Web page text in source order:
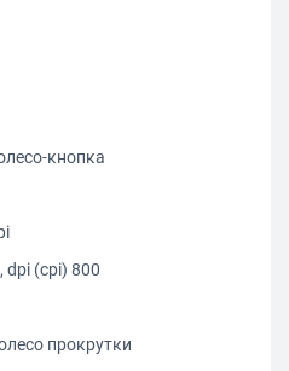
кнопка
dpi (cpi) 800
прокрутки